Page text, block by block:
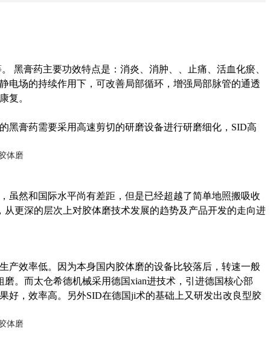
黑膏药主要功效特点是：消炎、消肿、、止痛、活血化瘀、
电场的持续作用下，可改善局部循环，增强局部脉管的通透
复。
黑膏药需要采用高速剪切的研磨设备进行研磨细化，SID高
虽然和国际水平尚有差距，但是已经超越了简单地照搬吸收
从更深的层次上对胶体磨技术发展的趋势及产品开发的走向进
产效率低。因为本身国内胶体磨的设备比较落后，转速一般
。而太仓希德机械采用德国xian进技术，引进德国核心部
好，效率高。另外SID在德国ji术的基础上又研发出改良型胶